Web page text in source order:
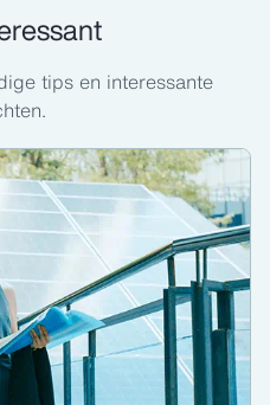
tips en interessante